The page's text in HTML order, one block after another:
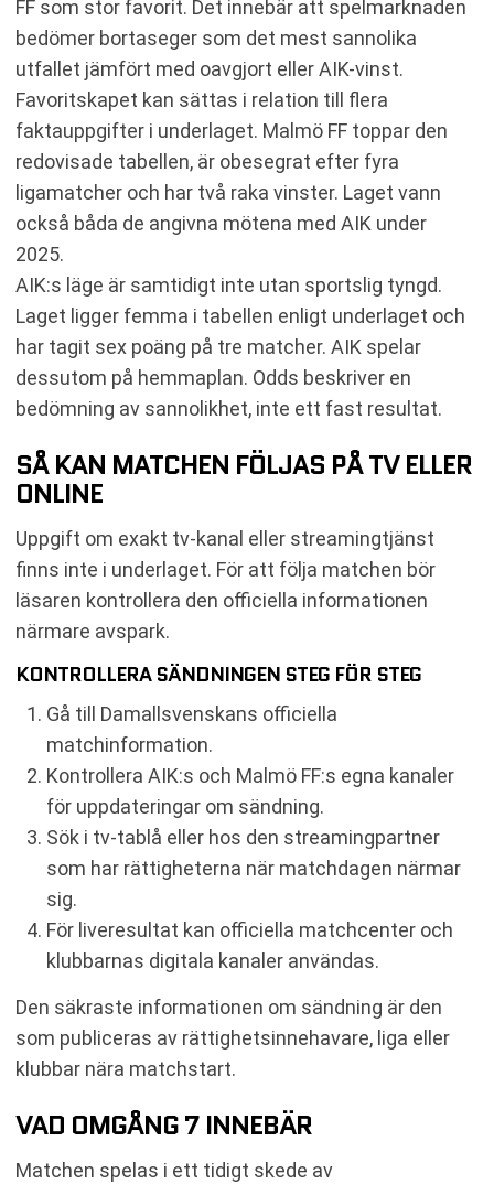
FF som stor favorit. Det innebär att spelmarknaden
bedömer bortaseger som det mest sannolika
utfallet jämfört med oavgjort eller AIK-vinst.
Favoritskapet kan sättas i relation till flera
faktauppgifter i underlaget. Malmö FF toppar den
redovisade tabellen, är obesegrat efter fyra
ligamatcher och har två raka vinster. Laget vann
också båda de angivna mötena med AIK under
2025.
AIK:s läge är samtidigt inte utan sportslig tyngd.
Laget ligger femma i tabellen enligt underlaget och
har tagit sex poäng på tre matcher. AIK spelar
dessutom på hemmaplan. Odds beskriver en
bedömning av sannolikhet, inte ett fast resultat.
SÅ KAN MATCHEN FÖLJAS PÅ TV ELLER
ONLINE
Uppgift om exakt tv-kanal eller streamingtjänst
finns inte i underlaget. För att följa matchen bör
läsaren kontrollera den officiella informationen
närmare avspark.
KONTROLLERA SÄNDNINGEN STEG FÖR STEG
Gå till Damallsvenskans officiella
matchinformation.
Kontrollera AIK:s och Malmö FF:s egna kanaler
för uppdateringar om sändning.
Sök i tv-tablå eller hos den streamingpartner
som har rättigheterna när matchdagen närmar
sig.
För liveresultat kan officiella matchcenter och
klubbarnas digitala kanaler användas.
Den säkraste informationen om sändning är den
som publiceras av rättighetsinnehavare, liga eller
klubbar nära matchstart.
VAD OMGÅNG 7 INNEBÄR
Matchen spelas i ett tidigt skede av